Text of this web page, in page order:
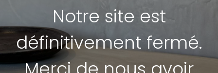
Notre site est
définitivement fermé.